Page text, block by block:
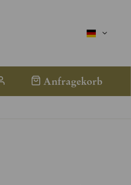
deutsch
Anfragekorb